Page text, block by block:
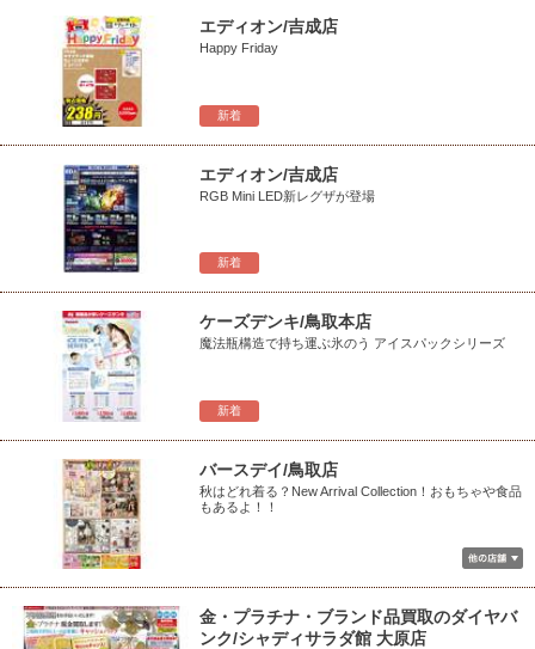
新着
エディオン/吉成店
Happy Friday
新着
エディオン/吉成店
RGB Mini LED新レグザが登場
新着
ケーズデンキ/鳥取本店
魔法瓶構造で持ち運ぶ氷のう アイスパックシリーズ
バースデイ/鳥取店
秋はどれ着る？New Arrival Collection！おもちゃや食品
もあるよ！！
金・プラチナ・ブランド品買取のダイヤバ
ンク/シャディサラダ館 大原店